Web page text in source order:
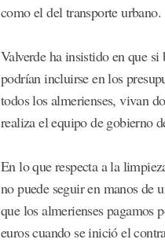
como el del transporte urbano.
Valverde ha insistido en que
podrían incluirse en los
todos los almerienses, vivan
realiza el equipo de gobierno
En lo que respecta a la
no puede seguir en manos de
que los almerienses pagamos
euros cuando se inició el